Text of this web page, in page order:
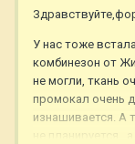
У нас тоже
комбинезон от
не могли, ткань
промокал очень
изнашивается. А
не